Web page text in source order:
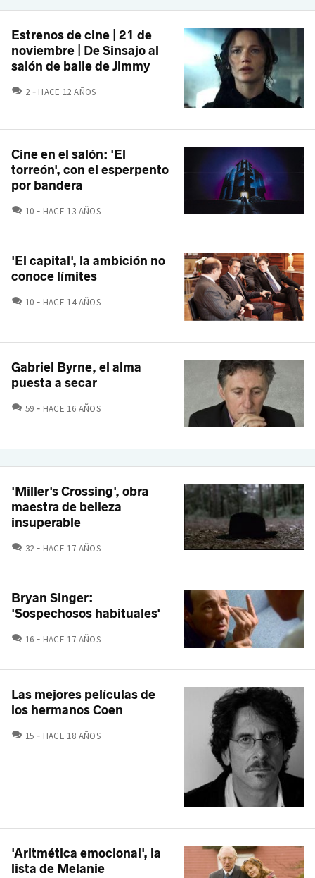
Estrenos de cine | 21 de
noviembre | De Sinsajo al
salón de baile de Jimmy
2 COMENTARIOS
HACE 12 AÑOS
Cine en el salón: 'El
torreón', con el esperpento
por bandera
10 COMENTARIOS
HACE 13 AÑOS
'El capital', la ambición no
conoce límites
10 COMENTARIOS
HACE 14 AÑOS
Gabriel Byrne, el alma
puesta a secar
59 COMENTARIOS
HACE 16 AÑOS
'Miller's Crossing', obra
maestra de belleza
insuperable
32 COMENTARIOS
HACE 17 AÑOS
Bryan Singer:
'Sospechosos habituales'
16 COMENTARIOS
HACE 17 AÑOS
Las mejores películas de
los hermanos Coen
15 COMENTARIOS
HACE 18 AÑOS
'Aritmética emocional', la
lista de Melanie